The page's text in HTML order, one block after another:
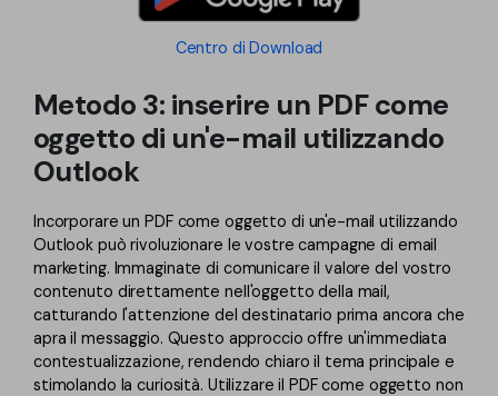
Centro di Download
Metodo 3: inserire un PDF come
oggetto di un'e-mail utilizzando
Outlook
Incorporare un PDF come oggetto di un'e-mail utilizzando
Outlook può rivoluzionare le vostre campagne di email
marketing. Immaginate di comunicare il valore del vostro
contenuto direttamente nell'oggetto della mail,
catturando l'attenzione del destinatario prima ancora che
apra il messaggio. Questo approccio offre un'immediata
contestualizzazione, rendendo chiaro il tema principale e
stimolando la curiosità. Utilizzare il PDF come oggetto non